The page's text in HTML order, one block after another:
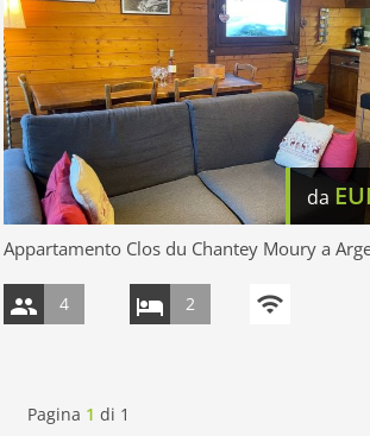
da
Appartamento Clos du Chantey Moury a
4 2
Pagina 1 di 1